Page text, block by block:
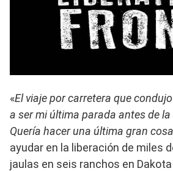
«El viaje por carretera que
a ser mi última parada antes de
Quería hacer una última gran cosa
ayudar en la liberación de miles
jaulas en seis ranchos en Dakota